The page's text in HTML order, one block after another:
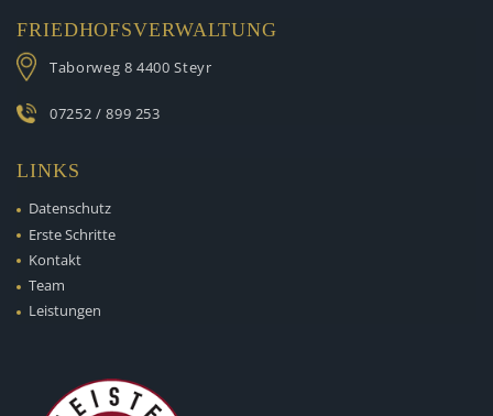
FRIEDHOFSVERWALTUNG
Taborweg 8 4400 Steyr
07252 / 899 253
LINKS
Datenschutz
Erste Schritte
Kontakt
Team
Leistungen